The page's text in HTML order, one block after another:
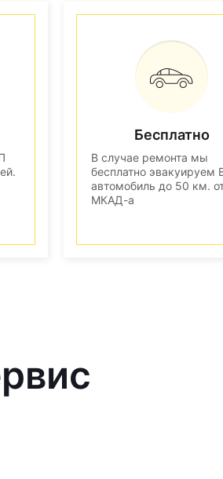
Бесплатно
В случае ремонта мы
бесплатно эвакуируем
автомобиль до 50 км.
МКАД-а